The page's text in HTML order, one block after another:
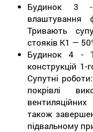
Будинок 3 -
влаштування
Тривають
стояків К1 —
Будинок 4 -
конструкцій 1-
Супутні
покрівлі
також
підвальному